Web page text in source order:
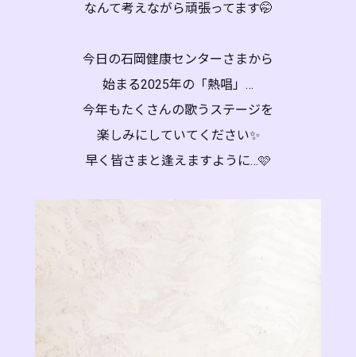
なんて考えながら頑張ってます🤭
今日の石岡健康センターさまから
始まる2025年の「熱唱」…
今年もたくさんの歌うステージを
楽しみにしていてください✨
早く皆さまと逢えますように…🩷